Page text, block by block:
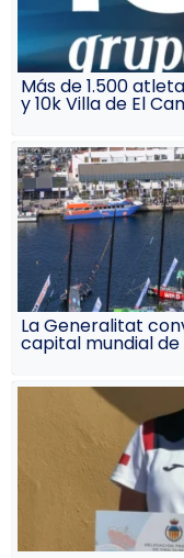
Más de 1.500
y 10k Villa de El
La Generalitat
capital mundial de